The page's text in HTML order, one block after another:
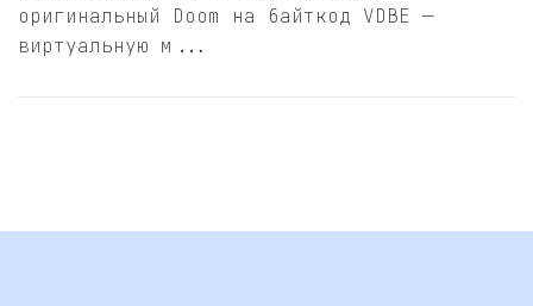
оригинальный Doom на байткод VDBE —
виртуальную м...